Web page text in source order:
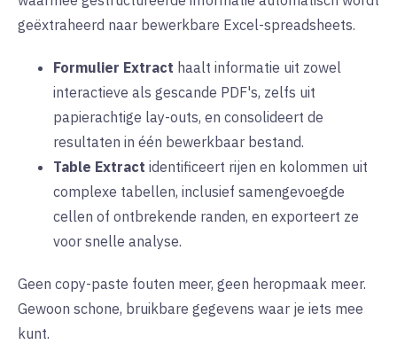
geëxtraheerd naar bewerkbare Excel-spreadsheets.
Formulier Extract haalt informatie uit zowel
interactieve als gescande PDF's, zelfs uit
papierachtige lay-outs, en consolideert de
resultaten in één bewerkbaar bestand.
Table Extract identificeert rijen en kolommen uit
complexe tabellen, inclusief samengevoegde
cellen of ontbrekende randen, en exporteert ze
voor snelle analyse.
Geen copy-paste fouten meer, geen heropmaak meer.
Gewoon schone, bruikbare gegevens waar je iets mee
kunt.